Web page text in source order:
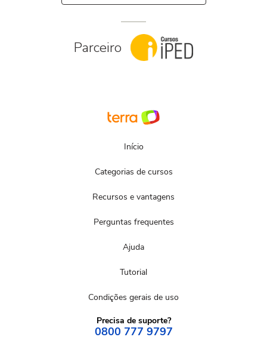
Parceiro
Início
Categorias de cursos
Recursos e vantagens
Perguntas frequentes
Ajuda
Tutorial
Condições gerais de uso
Precisa de suporte?
0800 777 9797